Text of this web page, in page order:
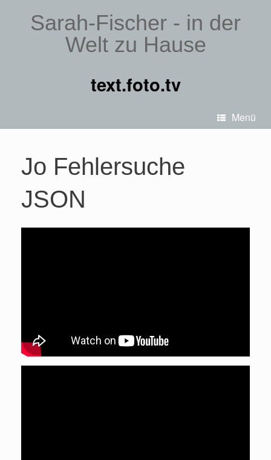
Sarah-Fischer - in der
Welt zu Hause
text.foto.tv
Menü
Jo Fehlersuche
JSON